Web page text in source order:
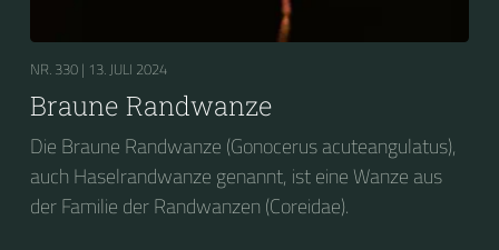
NR. 330 | 13. JULI 2024
Braune Randwanze
Die Braune Randwanze (Gonocerus acuteangulatus),
auch Haselrandwanze genannt, ist eine Wanze aus
der Familie der Randwanzen (Coreidae).